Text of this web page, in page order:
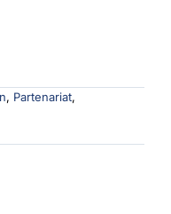
, Partenariat,